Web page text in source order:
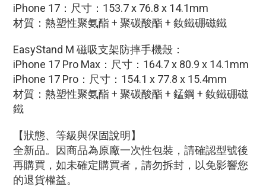
iPhone 17：尺寸：153.7 x 76.8 x 14.1mm
材質：熱塑性聚氨酯 + 聚碳酸酯 + 釹鐵硼磁鐵
EasyStand M 磁吸支架防摔手機殼 ：
iPhone 17 Pro Max：尺寸：164.7 x 80.9 x 14.1mm
iPhone 17 Pro：尺寸：154.1 x 77.8 x 15.4mm
材質：熱塑性聚氨酯 + 聚碳酸酯 + 錳鋼 + 釹鐵硼磁
鐵
【狀態、等級與保固說明】
全新品。因商品為原廠一次性包裝，請確認型號後
再購買，如未確定購買者，請勿拆封，以免影響您
的退貨權益。